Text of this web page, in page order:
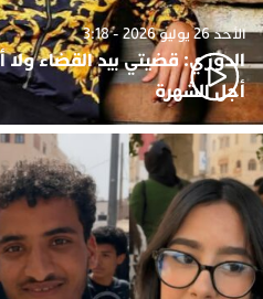
الأحد 26 يوليو 2026 - 3:18
الدوزي: قضيتي بيد القضاء ولا
أجل الشهرة